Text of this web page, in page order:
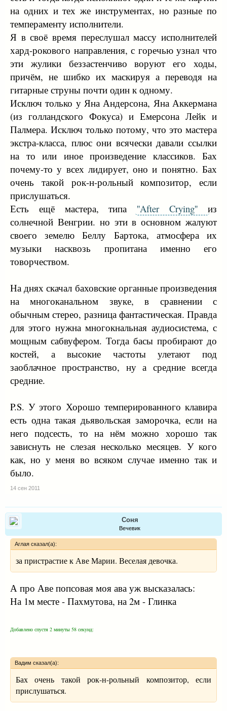
на одних и тех же инструментах, но разные по
темпераменту исполнители.
Я в своё время переслушал массу исполнителей
хард-рокового направления, с горечью узнал что
эти жулики беззастенчиво воруют его ходы,
причём, не шибко их маскируя а переводя на
гитарные струны почти один к одному.
Исключ только у Яна Андерсона, Яна Аккермана
(из голландского Фокуса) и Емерсона Лейк и
Палмера. Исключ только потому, что это мастера
экстра-класса, плюс они всячески давали ссылки
на то или иное произведение классиков. Бах
почему-то у всех лидирует, оно и понятно. Бах
очень такой рок-н-рольный композитор, если
прислушаться.
Есть ещё мастера, типа ''After Crying''из
солнечной Венгрии. но эти в основном жалуют
своего земелю Беллу Бартока, атмосфера их
музыки насквозь пропитана именно его
товорчеством.
На днях скачал баховские органные произведения
на многоканальном звуке, в сравнении с
обычным стерео, разница фантастическая. Правда
для этого нужна многокнальная аудиосистема, с
мощным сабвуфером. Тогда басы пробирают до
костей, а высокие частоты улетают под
заоблачное пространство, ну а средние всегда
средние.
P.S. У этого Хорошо темперированного клавира
есть одна такая дьявольская заморочка, если на
него подсесть, то на нём можно хорошо так
зависнуть не слезая несколько месяцев. У кого
как, но у меня во всяком случае именно так и
было.
14 сен 2011
Соня
Вечевик
Аглая сказал(а):
за пристрастие к Аве Марии. Веселая девочка.
А про Аве попсовая моя ава уж высказалась:
На 1м месте - Пахмутова, на 2м - Глинка
Добавлено спустя 2 минуты 58 секунд:
Вадим сказал(а):
Бах очень такой рок-н-рольный композитор, если
прислушаться.